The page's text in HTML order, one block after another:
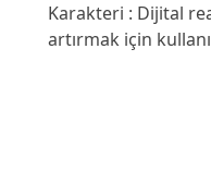
Karakteri : Dijital
artırmak için